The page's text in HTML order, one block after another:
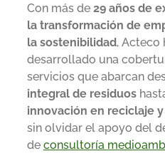
Con más de 29 años de
la transformación de
la sostenibilidad, Acteco
desarrollado una
servicios que abarcan
integral de residuos
innovación en reciclaje
sin olvidar el apoyo del
de consultoría